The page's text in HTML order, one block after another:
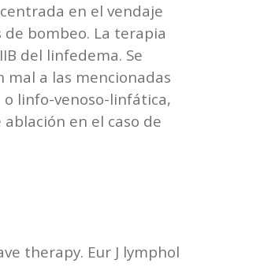
en el vendaje
bombeo. La terapia
del linfedema. Se
a las mencionadas
linfo-venoso-linfática,
en el caso de
therapy. Eur J lymphol